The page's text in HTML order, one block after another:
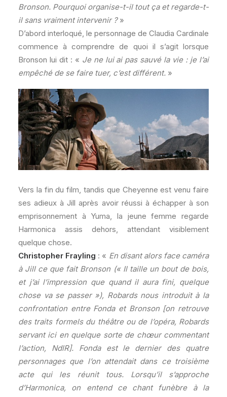
Bronson. Pourquoi organise-t-il tout ça et regarde-t-
il sans vraiment intervenir ?»
D’abord interloqué, le personnage de Claudia Cardinale
commence à comprendre de quoi il s’agit lorsque
Bronson lui dit : « Je ne lui ai pas sauvé la vie : je l’ai
empêché de se faire tuer, c’est différent. »
Vers la fin du film, tandis que Cheyenne est venu faire
ses adieux à Jill après avoir réussi à échapper à son
emprisonnement à Yuma, la jeune femme regarde
Harmonica assis dehors, attendant visiblement
quelque chose.
Christopher Frayling : « En disant alors face caméra
à Jill ce que fait Bronson (« Il taille un bout de bois,
et j’ai l’impression que quand il aura fini, quelque
chose va se passer »), Robards nous introduit à la
confrontation entre Fonda et Bronson [on retrouve
des traits formels du théâtre ou de l’opéra, Robards
servant ici en quelque sorte de chœur commentant
l’action, NdlR]. Fonda est le dernier des quatre
personnages que l’on attendait dans ce troisième
acte qui les réunit tous. Lorsqu’il s’approche
d’Harmonica, on entend ce chant funèbre à la